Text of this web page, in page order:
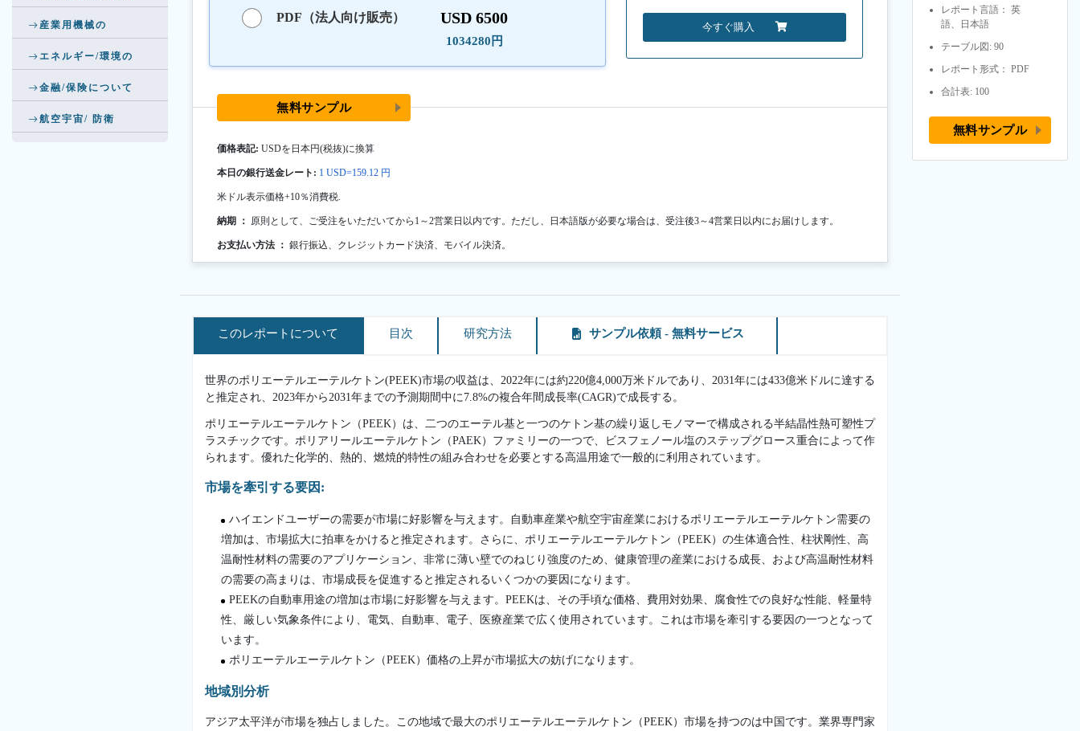
産業用機械の
エネルギー/環境の
金融/保険について
航空宇宙/ 防衛
PDF（法人向け販売） USD 6500
1034280円
今すぐ購入
無料サンプル
価格表記: USDを日本円(税抜)に換算
本日の銀行送金レート: 1 USD=159.12 円
米ドル表示価格+10％消費税.
納期 ： 原則として、ご受注をいただいてから1～2営業日以内です。ただし、日本語版が必要な場合は、受注後3～4営業日以内にお届けします。
お支払い方法 ： 銀行振込、クレジットカード決済、モバイル決済。
このレポートについて 目次 研究方法 サンプル依頼 - 無料サービス
世界のポリエーテルエーテルケトン(PEEK)市場の収益は、2022年には約220億4,000万米ドルであり、2031年には433億米ドルに達する
と推定され、2023年から2031年までの予測期間中に7.8%の複合年間成長率(CAGR)で成長する。
ポリエーテルエーテルケトン（PEEK）は、二つのエーテル基と一つのケトン基の繰り返しモノマーで構成される半結晶性熱可塑性プ
ラスチックです。ポリアリールエーテルケトン（PAEK）ファミリーの一つで、ビスフェノール塩のステップグロース重合によって作
られます。優れた化学的、熱的、燃焼的特性の組み合わせを必要とする高温用途で一般的に利用されています。
市場を牽引する要因:
ハイエンドユーザーの需要が市場に好影響を与えます。自動車産業や航空宇宙産業におけるポリエーテルエーテルケトン需要の
増加は、市場拡大に拍車をかけると推定されます。さらに、ポリエーテルエーテルケトン（PEEK）の生体適合性、柱状剛性、高
温耐性材料の需要のアプリケーション、非常に薄い壁でのねじり強度のため、健康管理の産業における成長、および高温耐性材料
の需要の高まりは、市場成長を促進すると推定されるいくつかの要因になります。
PEEKの自動車用途の増加は市場に好影響を与えます。PEEKは、その手頃な価格、費用対効果、腐食性での良好な性能、軽量特
性、厳しい気象条件により、電気、自動車、電子、医療産業で広く使用されています。これは市場を牽引する要因の一つとなって
います。
ポリエーテルエーテルケトン（PEEK）価格の上昇が市場拡大の妨げになります。
地域別分析
アジア太平洋が市場を独占しました。この地域で最大のポリエーテルエーテルケトン（PEEK）市場を持つのは中国です。業界専門家
レポート言語： 英
語、日本語
テーブル図: 90
レポート形式： PDF
合計表: 100
無料サンプル